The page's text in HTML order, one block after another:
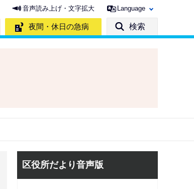
音声読み上げ・文字拡大 Language
夜間・休日の急病 検索
区役所だより音声版